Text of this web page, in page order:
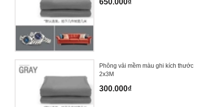
650.000₫
Phông vải mềm màu ghi kích thước
2x3M
300.000₫